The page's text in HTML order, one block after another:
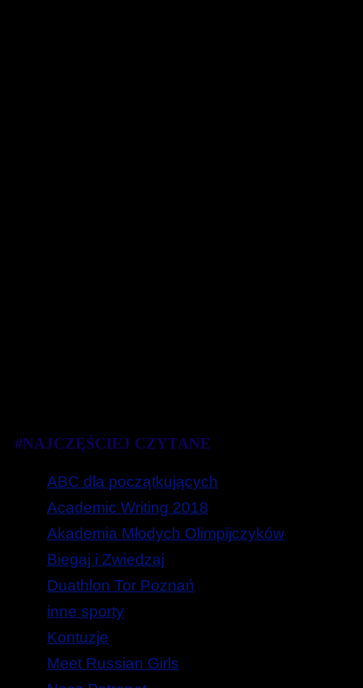
#NAJCZĘŚCIEJ CZYTANE
ABC dla początkujących
Academic Writing 2018
Akademia Młodych Olimpijczyków
Biegaj i Zwiedzaj
Duathlon Tor Poznań
inne sporty
Kontuzje
Meet Russian Girls